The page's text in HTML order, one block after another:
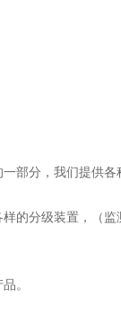
部分，我们提供
的分级装置，（
。